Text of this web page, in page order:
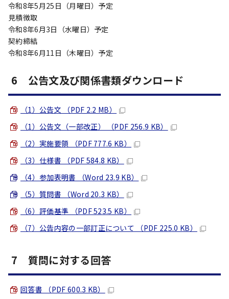
令和8年5月25日（月曜日）予定
見積徴取
令和8年6月3日（水曜日）予定
契約締結
令和8年6月11日（木曜日）予定
6 公告文及び関係書類ダウンロード
（1）公告文 （PDF 2.2 MB）
（1）公告文（一部改正） （PDF 256.9 KB）
（2）実施要領 （PDF 777.6 KB）
（3）仕様書 （PDF 584.8 KB）
（4）参加表明書 （Word 23.9 KB）
（5）質問書 （Word 20.3 KB）
（6）評価基準 （PDF 523.5 KB）
（7）公告内容の一部訂正について （PDF 225.0 KB）
7 質問に対する回答
回答書 （PDF 600.3 KB）